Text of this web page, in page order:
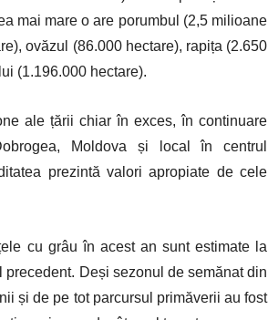
mai mare o are porumbul (2,5 milioane
ovăzul (86.000 hectare), rapița (2.650
(1.196.000 hectare).
ale țării chiar în exces, în continuare
Moldova și local în centrul
prezintă valori apropiate de cele
cu grâu în acest an sunt estimate la
Deși sezonul de semănat din
și de pe tot parcursul primăverii au fost